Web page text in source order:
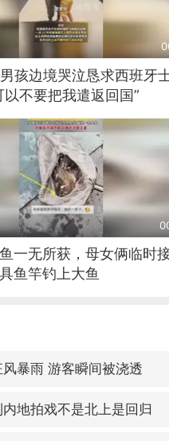
孩边境哭泣恳求西班牙
以不要把我遣返回国”
一无所获，母女俩临时
鱼竿钓上大鱼
暴雨 游客瞬间被浇透
地拍戏不是北上是回归